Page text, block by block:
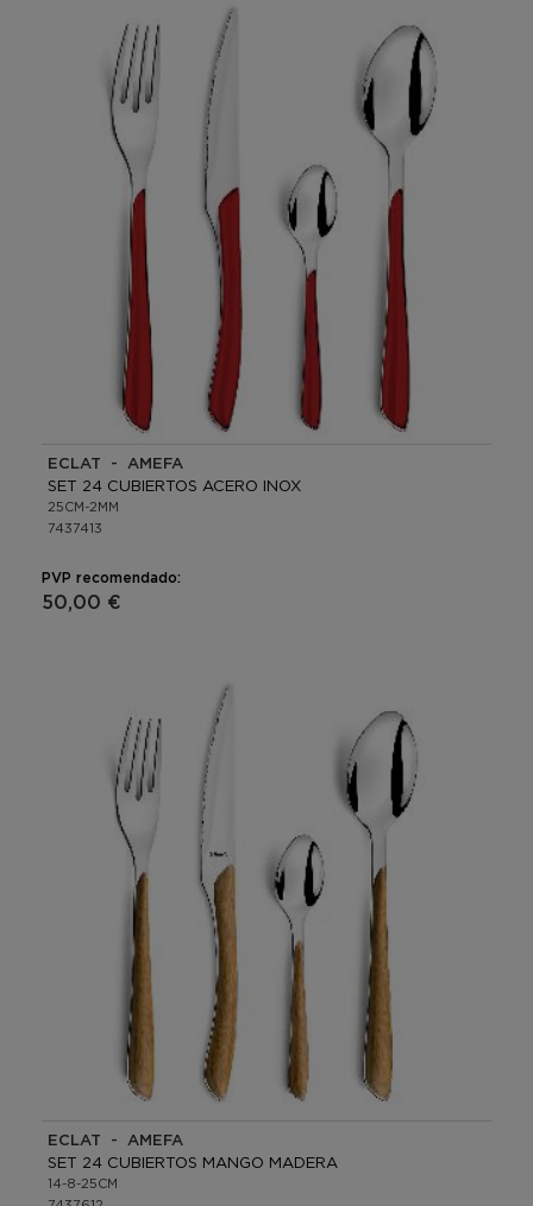
ECLAT - AMEFA
SET 24 CUBIERTOS ACERO INOX
25CM-2MM
7437413
PVP recomendado:
50,00 €
ECLAT - AMEFA
SET 24 CUBIERTOS MANGO MADERA
14-8-25CM